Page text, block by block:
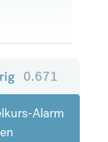
0.671
Alarm